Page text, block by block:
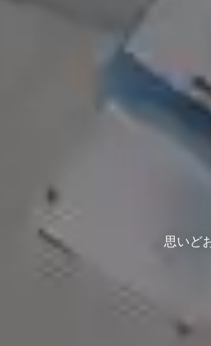
思いど